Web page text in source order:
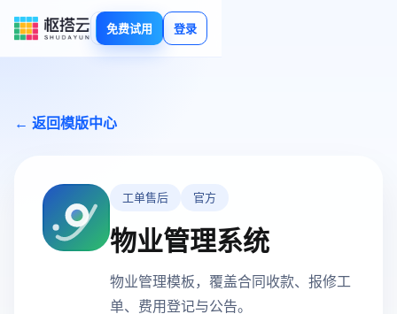
免费试用 登录
← 返回模版中心
工单售后 官方
物业管理系统
物业管理模板，覆盖合同收款、报修工
单、费用登记与公告。